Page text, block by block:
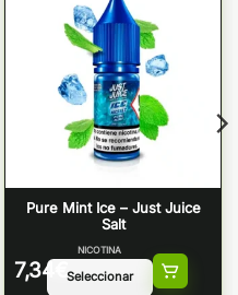
Pure Mint Ice – Just Juice
Salt
7,34 €
NICOTINA